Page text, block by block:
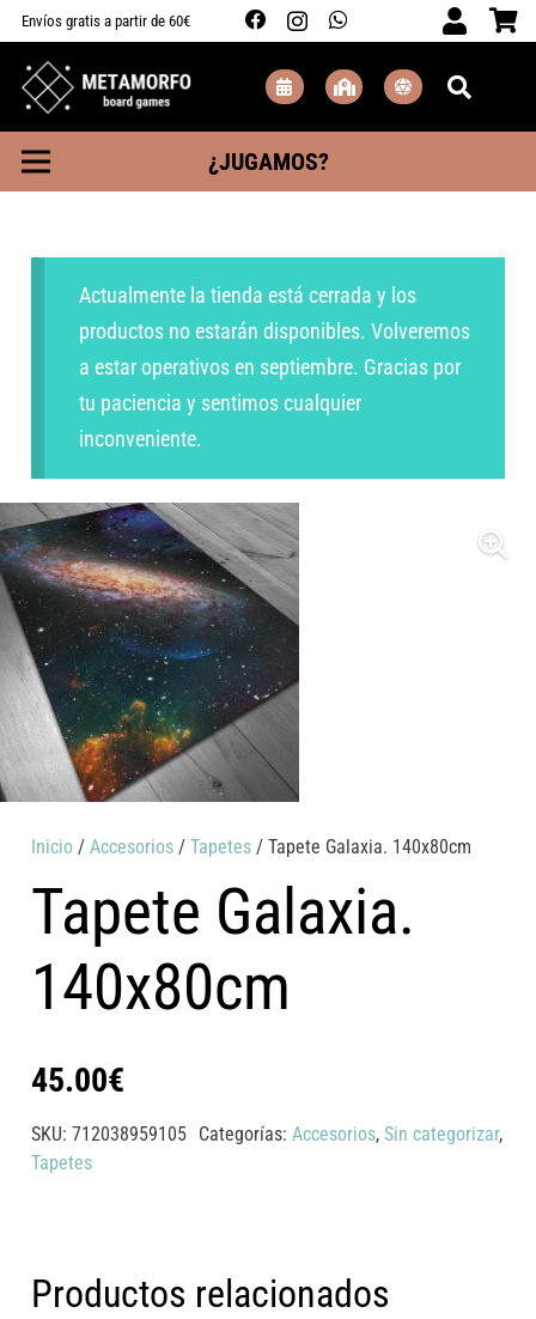
Envíos gratis a partir de 60€
¿JUGAMOS?
Actualmente la tienda está cerrada y los
productos no estarán disponibles. Volveremos
a estar operativos en septiembre. Gracias por
tu paciencia y sentimos cualquier
inconveniente.
Inicio /Accesorios /Tapetes / Tapete Galaxia. 140x80cm
Tapete Galaxia.
140x80cm
45.00€
SKU:712038959105 Categorías: Accesorios, Sin categorizar,
Tapetes
Productos relacionados